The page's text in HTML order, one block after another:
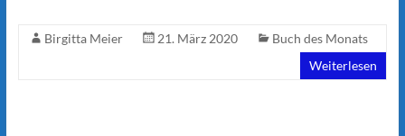
Birgitta Meier 21. März 2020
Buch des Monats
Weiterlesen